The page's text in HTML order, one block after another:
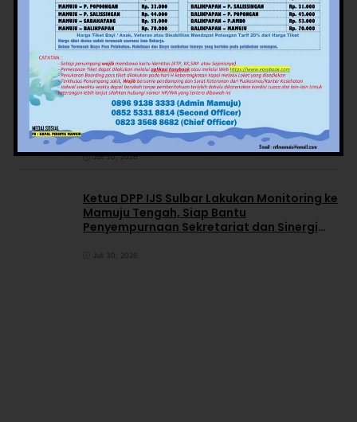
Kabupaten Percepat Realisasi Bedah
Rumah
RDP IJS dan PT Hapsah Utama Gas di DPRD
Polman Memanas, Pengacara Kabur dari
Ruang Rapat
Juli 30, 2026
Ketua DPP IJS Sulbar Lakukan Monitoring ke
Mamuju Tengah, Siap Bantu
Penyempurnaan Sekretariat dan Sinergi
Juli 30, 2026